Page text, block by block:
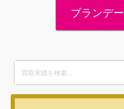
ブランデ
for: